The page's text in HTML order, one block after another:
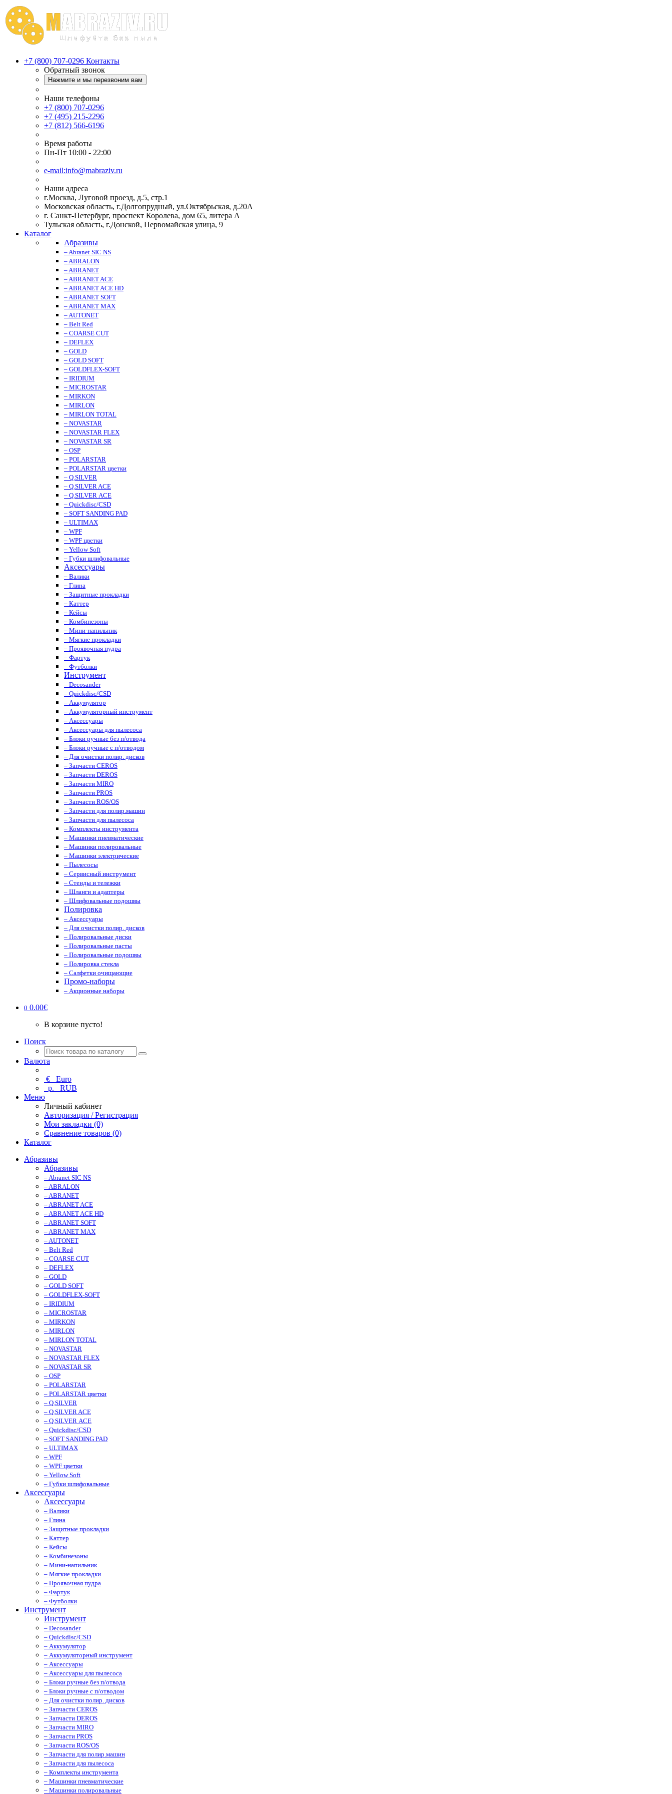
+7 (800) 707-0296 Контакты
Обратный звонок
Нажмите и мы перезвоним вам
Наши телефоны
+7 (800) 707-0296
+7 (495) 215-2296
+7 (812) 566-6196
Время работы
Пн-Пт 10:00 - 22:00
e-mail:info@mabraziv.ru
Наши адреса
г.Москва, Луговой проезд, д.5, стр.1
Московская область, г.Долгопрудный, ул.Октябрьская, д.20А
г. Санкт-Петербург, проспект Королева, дом 65, литера А
Тульская область, г.Донской, Первомайская улица, 9
Каталог
Абразивы
– Abranet SIC NS
– ABRALON
– ABRANET
– ABRANET ACE
– ABRANET ACE HD
– ABRANET SOFT
– ABRANET MAX
– AUTONET
– Belt Red
– COARSE CUT
– DEFLEX
– GOLD
– GOLD SOFT
– GOLDFLEX-SOFT
– IRIDIUM
– MICROSTAR
– MIRKON
– MIRLON
– MIRLON TOTAL
– NOVASTAR
– NOVASTAR FLEX
– NOVASTAR SR
– OSP
– POLARSTAR
– POLARSTAR цветки
– Q.SILVER
– Q.SILVER ACE
– Q.SILVER ACE
– Quickdisc/CSD
– SOFT SANDING PAD
– ULTIMAX
– WPF
– WPF цветки
– Yellow Soft
– Губки шлифовальные
Аксессуары
– Валики
– Глина
– Защитные прокладки
– Каттер
– Кейсы
– Комбинезоны
– Мини-напильник
– Мягкие прокладки
– Проявочная пудра
– Фартук
– Футболки
Инструмент
– Decosander
– Quickdisc/CSD
– Аккумулятор
– Аккумуляторный инструмент
– Аксессуары
– Аксессуары для пылесоса
– Блоки ручные без п/отвода
– Блоки ручные с п/отводом
– Для очистки полир. дисков
– Запчасти CEROS
– Запчасти DEROS
– Запчасти MIRO
– Запчасти PROS
– Запчасти ROS/OS
– Запчасти для полир.машин
– Запчасти для пылесоса
– Комплекты инструмента
– Машинки пневматические
– Машинки полировальные
– Машинки электрические
– Пылесосы
– Сервисный инструмент
– Стенды и тележки
– Шланги и адаптеры
– Шлифовальные подошвы
Полировка
– Аксессуары
– Для очистки полир. дисков
– Полировальные диски
– Полировальные пасты
– Полировальные подошвы
– Полировка стекла
– Салфетки очищающие
Промо-наборы
– Акционные наборы
0 0.00€
В корзине пусто!
Поиск
Валюта
€ Euro
р. RUB
Меню
Личный кабинет
Авторизация / Регистрация
Мои закладки (0)
Сравнение товаров (0)
Каталог
Абразивы
Абразивы
– Abranet SIC NS
– ABRALON
– ABRANET
– ABRANET ACE
– ABRANET ACE HD
– ABRANET SOFT
– ABRANET MAX
– AUTONET
– Belt Red
– COARSE CUT
– DEFLEX
– GOLD
– GOLD SOFT
– GOLDFLEX-SOFT
– IRIDIUM
– MICROSTAR
– MIRKON
– MIRLON
– MIRLON TOTAL
– NOVASTAR
– NOVASTAR FLEX
– NOVASTAR SR
– OSP
– POLARSTAR
– POLARSTAR цветки
– Q.SILVER
– Q.SILVER ACE
– Q.SILVER ACE
– Quickdisc/CSD
– SOFT SANDING PAD
– ULTIMAX
– WPF
– WPF цветки
– Yellow Soft
– Губки шлифовальные
Аксессуары
Аксессуары
– Валики
– Глина
– Защитные прокладки
– Каттер
– Кейсы
– Комбинезоны
– Мини-напильник
– Мягкие прокладки
– Проявочная пудра
– Фартук
– Футболки
Инструмент
Инструмент
– Decosander
– Quickdisc/CSD
– Аккумулятор
– Аккумуляторный инструмент
– Аксессуары
– Аксессуары для пылесоса
– Блоки ручные без п/отвода
– Блоки ручные с п/отводом
– Для очистки полир. дисков
– Запчасти CEROS
– Запчасти DEROS
– Запчасти MIRO
– Запчасти PROS
– Запчасти ROS/OS
– Запчасти для полир.машин
– Запчасти для пылесоса
– Комплекты инструмента
– Машинки пневматические
– Машинки полировальные